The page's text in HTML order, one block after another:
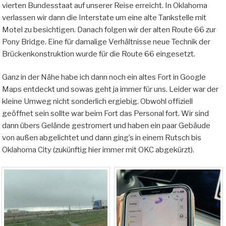
vierten Bundesstaat auf unserer Reise erreicht. In Oklahoma
verlassen wir dann die Interstate um eine alte Tankstelle mit
Motel zu besichtigen. Danach folgen wir der alten Route 66 zur
Pony Bridge. Eine für damalige Verhältnisse neue Technik der
Brückenkonstruktion wurde für die Route 66 eingesetzt.
Ganz in der Nähe habe ich dann noch ein altes Fort in Google
Maps entdeckt und sowas geht ja immer für uns. Leider war der
kleine Umweg nicht sonderlich ergiebig. Obwohl offiziell
geöffnet sein sollte war beim Fort das Personal fort. Wir sind
dann übers Gelände gestromert und haben ein paar Gebäude
von außen abgelichtet und dann ging’s in einem Rutsch bis
Oklahoma City (zukünftig hier immer mit OKC abgekürzt).